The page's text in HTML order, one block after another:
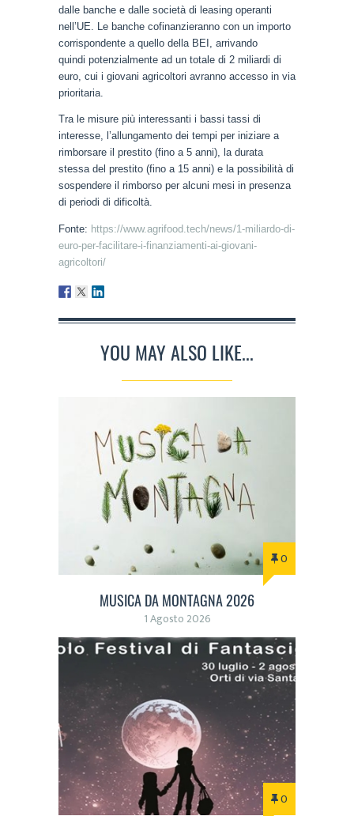
dalle banche e dalle società di leasing operanti
nell’UE. Le banche cofinanzieranno con un importo
corrispondente a quello della BEI, arrivando
quindi potenzialmente ad un totale di 2 miliardi di
euro, cui i giovani agricoltori avranno accesso in via
prioritaria.
Tra le misure più interessanti i bassi tassi di
interesse, l’allungamento dei tempi per iniziare a
rimborsare il prestito (fino a 5 anni), la durata
stessa del prestito (fino a 15 anni) e la possibilità di
sospendere il rimborso per alcuni mesi in presenza
di periodi di dificoltà.
Fonte: https://www.agrifood.tech/news/1-miliardo-di-
euro-per-facilitare-i-finanziamenti-ai-giovani-
agricoltori/
YOU MAY ALSO LIKE...
0
MUSICA DA MONTAGNA 2026
1 Agosto 2026
0